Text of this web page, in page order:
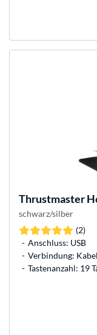
Thrustmaster
schwarz/silber
(2)
Anschluss: USB
Verbindung: Kabel
Tastenanzahl: 19